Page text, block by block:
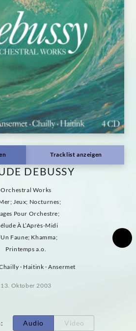
Tracklist anzeigen
DEBUSSY
Orchestral Works
Jeux; Nocturnes;
Pour Orchestre;
À L’Après-Midi
Faune; Khamma;
Printemps a.o.
· Haitink · Ansermet
13. Oktober 2003
: Audio Video